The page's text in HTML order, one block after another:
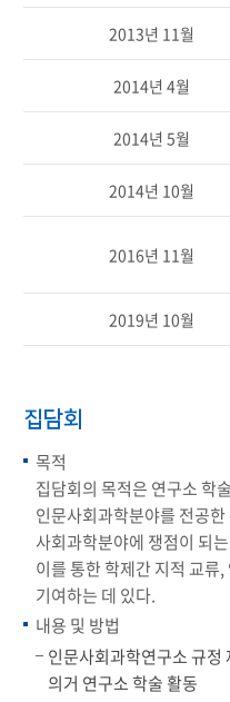
2013년 11월
2014년 4월
2014년 5월
2014년 10월
2016년 11월
2019년 10월
집담회
목적
집담회의 목적은 연구소 학
인문사회과학분야를 전공
사회과학분야에 쟁점이 되
이를 통한 학제간 지적 교류
기여하는 데 있다.
내용 및 방법
인문사회과학연구소 규
의거 연구소 학술 활동